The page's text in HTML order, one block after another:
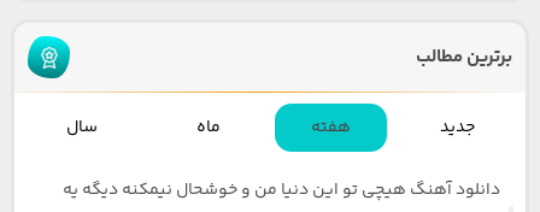
برترین مطالب
جدید هفته ماه سال
دانلود آهنگ هیچی تو این دنیا من و خوشحال نیمکنه دیگه یه